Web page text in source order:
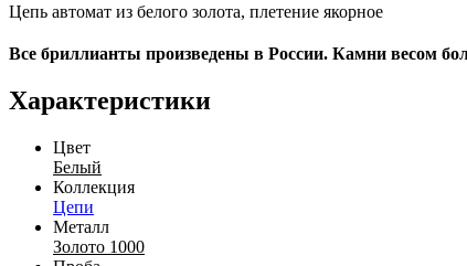
Цепь автомат из белого золота, плетение якорное
Все бриллианты произведены в России. Камни весом
Характеристики
Цвет
Белый
Коллекция
Цепи
Металл
Золото 1000